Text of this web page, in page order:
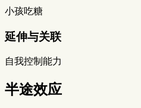
小孩吃糖
延伸与关联
自我控制能力
半途效应